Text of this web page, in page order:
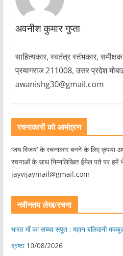
अवनीश कुमार गुप्ता
साहित्यकार, स्वतंत्र स्तंभकार,
प्रयागराज 211008, उत्तर प्रदेश
awanishg30@gmail.com
रचनाकारों को आमंत्रण
‘जय विजय’ के रचनाकार बनने के लिए कृपया
रचनाओं के साथ निम्नलिखित ईमेल पते पर हमें
jayvijaymail@gmail.com
नवीनतम लेख/रचना
भारत माँ का सच्चा सपूत : महान बलिदानी
द्रष्टा 10/08/2026